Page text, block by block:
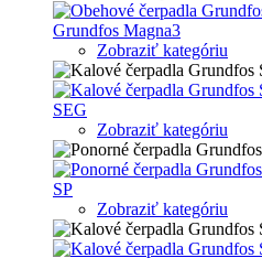
Grundfos Magna3
Zobraziť kategóriu
SEG
Zobraziť kategóriu
SP
Zobraziť kategóriu